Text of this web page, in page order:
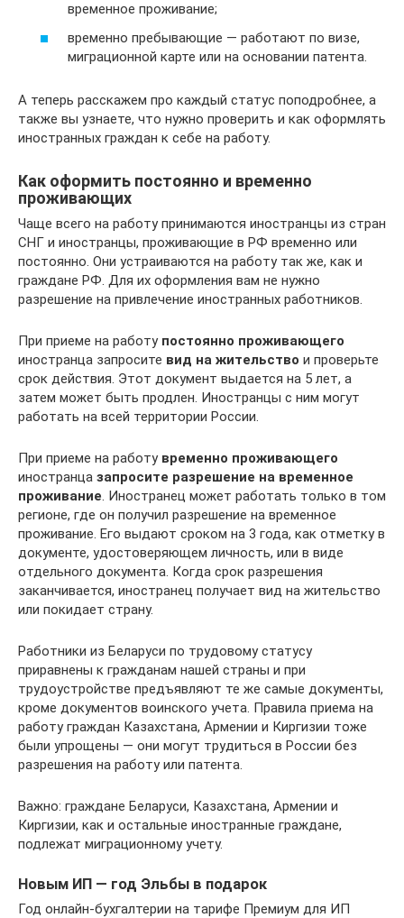
временное проживание;
временно пребывающие — работают по визе,
миграционной карте или на основании патента.
А теперь расскажем про каждый статус поподробнее, а
также вы узнаете, что нужно проверить и как оформлять
иностранных граждан к себе на работу.
Как оформить постоянно и временно
проживающих
Чаще всего на работу принимаются иностранцы из стран
СНГ и иностранцы, проживающие в РФ временно или
постоянно. Они устраиваются на работу так же, как и
граждане РФ. Для их оформления вам не нужно
разрешение на привлечение иностранных работников.
При приеме на работу постоянно проживающего
иностранца запросите вид на жительство и проверьте
срок действия. Этот документ выдается на 5 лет, а
затем может быть продлен. Иностранцы с ним могут
работать на всей территории России.
При приеме на работу временно проживающего
иностранца запросите разрешение на временное
проживание . Иностранец может работать только в том
регионе, где он получил разрешение на временное
проживание. Его выдают сроком на 3 года, как отметку в
документе, удостоверяющем личность, или в виде
отдельного документа. Когда срок разрешения
заканчивается, иностранец получает вид на жительство
или покидает страну.
Работники из Беларуси по трудовому статусу
приравнены к гражданам нашей страны и при
трудоустройстве предъявляют те же самые документы,
кроме документов воинского учета. Правила приема на
работу граждан Казахстана, Армении и Киргизии тоже
были упрощены — они могут трудиться в России без
разрешения на работу или патента.
Важно: граждане Беларуси, Казахстана, Армении и
Киргизии, как и остальные иностранные граждане,
подлежат миграционному учету.
Новым ИП — год Эльбы в подарок
Год онлайн-бухгалтерии на тарифе Премиум для ИП